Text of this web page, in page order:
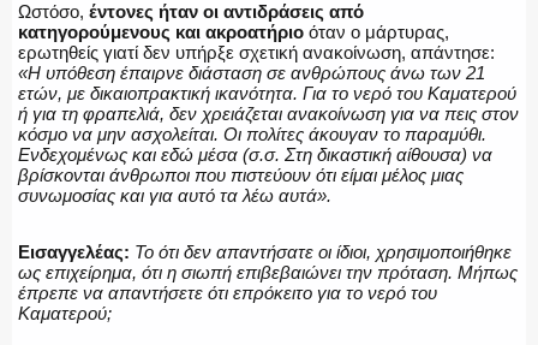
Ωστόσο, έντονες ήταν οι αντιδράσεις από
κατηγορούμενους και ακροατήριο όταν ο μάρτυρας,
ερωτηθείς γιατί δεν υπήρξε σχετική ανακοίνωση, απάντησε:
«Η υπόθεση έπαιρνε διάσταση σε ανθρώπους άνω των 21
ετών, με δικαιοπρακτική ικανότητα. Για το νερό του Καματερού
ή για τη φραπελιά, δεν χρειάζεται ανακοίνωση για να πεις στον
κόσμο να μην ασχολείται. Οι πολίτες άκουγαν το παραμύθι.
Ενδεχομένως και εδώ μέσα (σ.σ. Στη δικαστική αίθουσα) να
βρίσκονται άνθρωποι που πιστεύουν ότι είμαι μέλος μιας
συνωμοσίας και για αυτό τα λέω αυτά».
Εισαγγελέας: Το ότι δεν απαντήσατε οι ίδιοι, χρησιμοποιήθηκε
ως επιχείρημα, ότι η σιωπή επιβεβαιώνει την πρόταση. Μήπως
έπρεπε να απαντήσετε ότι επρόκειτο για το νερό του
Καματερού;